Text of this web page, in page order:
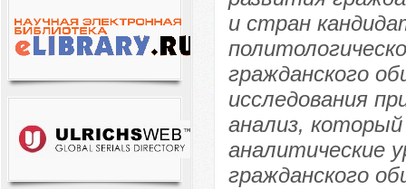
и стран
гражданского
исследования
анализ,
аналитические
гражданского